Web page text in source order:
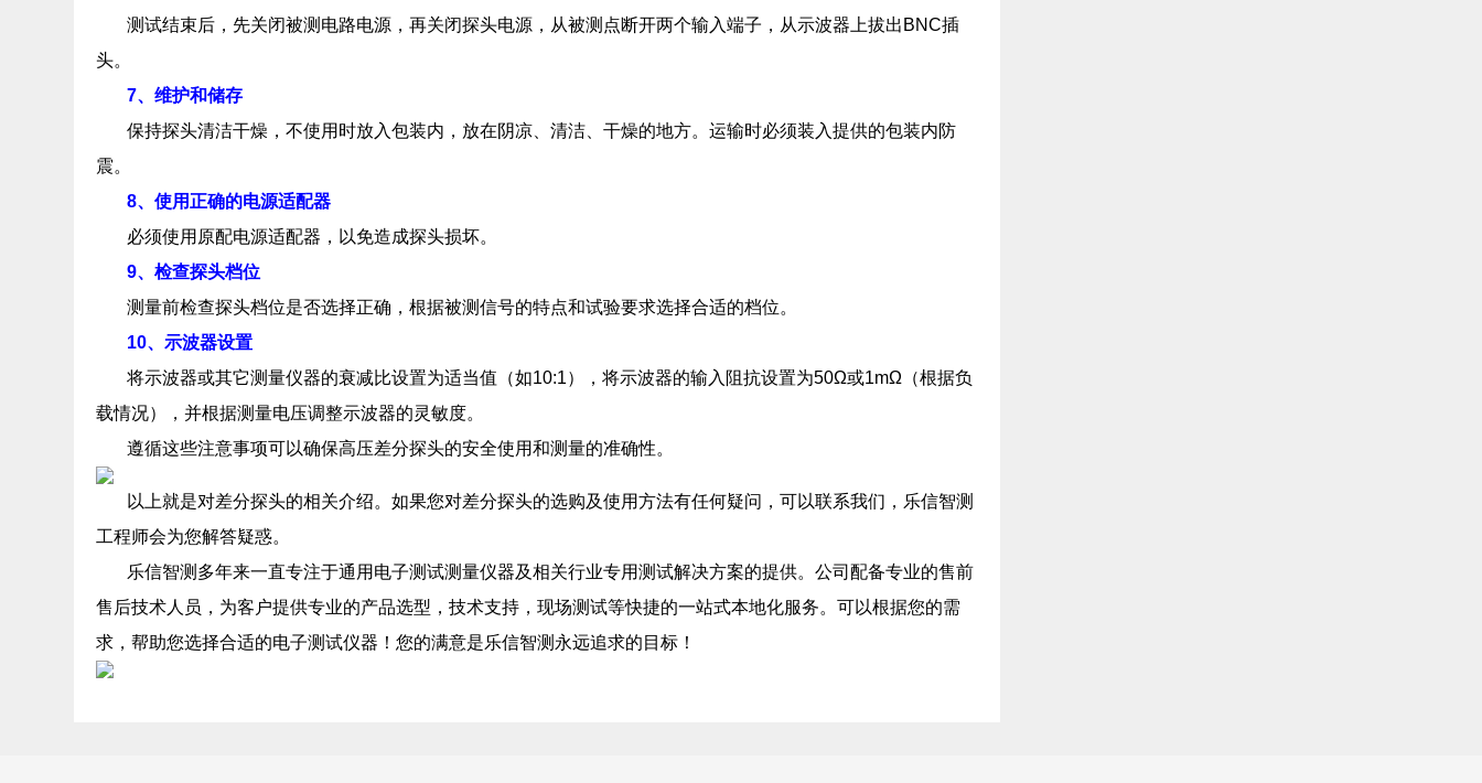
测试结束后，‌先关闭被测电路电源，‌再关闭探头电源，‌从被测点断开两个输入端子，‌从示波器上拔出BNC插
头。‌
7、维护和储存
保持探头清洁干燥，‌不使用时放入包装内，‌放在阴凉、‌清洁、‌干燥的地方。‌运输时必须装入提供的包装内防
震。‌
8、使用正确的电源适配器
必须使用原配电源适配器，‌以免造成探头损坏。‌
9、检查探头档位
测量前检查探头档位是否选择正确，‌根据被测信号的特点和试验要求选择合适的档位。‌
10、示波器设置
将示波器或其它测量仪器的衰减比设置为适当值（‌如10:1）‌，‌将示波器的输入阻抗设置为50Ω或1mΩ（‌根据负
载情况）‌，‌并根据测量电压调整示波器的灵敏度。‌
遵循这些注意事项可以确保高压差分探头的安全使用和测量的准确性。‌
以上就是对差分探头的相关介绍。如果您对差分探头的选购及使用方法有任何疑问，可以联系我们，乐信智测
工程师会为您解答疑惑。
乐信智测多年来一直专注于通用电子测试测量仪器及相关行业专用测试解决方案的提供。公司配备专业的售前
售后技术人员，为客户提供专业的产品选型，技术支持，现场测试等快捷的一站式本地化服务。可以根据您的需
求，帮助您选择合适的电子测试仪器！您的满意是乐信智测永远追求的目标！